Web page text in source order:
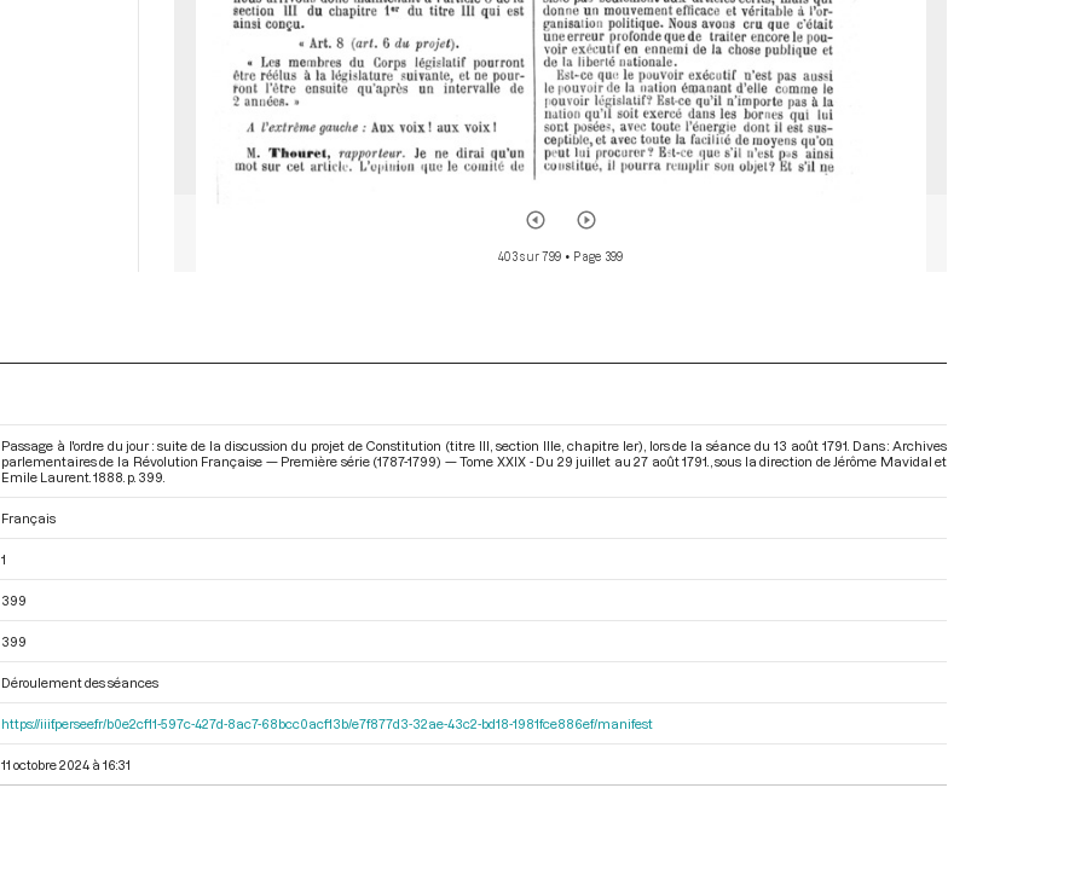
403 sur 799 • Page 399
Passage à l'ordre du jour : suite de la discussion du projet de Constitution (titre III, section IIIe, chapitre Ier), lors de la séance du 13 août 1791. Dans : Archives
parlementaires de la Révolution Française — Première série (1787-1799) — Tome XXIX - Du 29 juillet au 27 août 1791. , sous la direction de Jérôme Mavidal et
Emile Laurent. 1888. p. 399.
Français
1
399
399
Déroulement des séances
https://iiif.persee.fr/b0e2cf11-597c-427d-8ac7-68bcc0acf13b/e7f877d3-32ae-43c2-bd18-1981fce886ef/manifest
11 octobre 2024 à 16:31